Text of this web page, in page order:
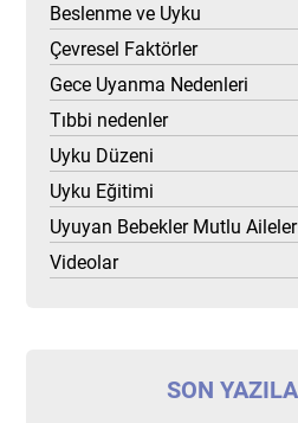
Beslenme ve Uyku
Çevresel Faktörler
Gece Uyanma Nedenleri
Tıbbi nedenler
Uyku Düzeni
Uyku Eğitimi
Uyuyan Bebekler Mutlu Aileler
Videolar
SON